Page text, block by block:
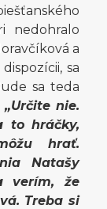
nedohralo
a
sa
sa teda
„Určite nie.
to hráčky,
hrať.
Natašy
verím, že
Treba si